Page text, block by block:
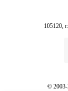
105120,
©